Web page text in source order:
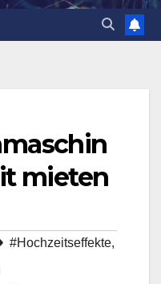
mieten
#Hochzeitseffekte,